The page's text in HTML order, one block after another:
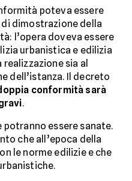
poteva essere
dimostrazione della
l’opera doveva essere
urbanistica e edilizia
sia al
dell’istanza. Il decreto
conformità sarà
.
essere sanate.
che all’epoca della
le norme edilizie e che